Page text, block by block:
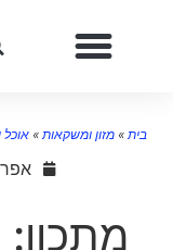
»מזון ומשקאות»אוכל
אפריל 26, 2023
מתכון: